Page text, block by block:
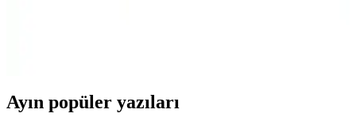
Ayın popüler yazıları